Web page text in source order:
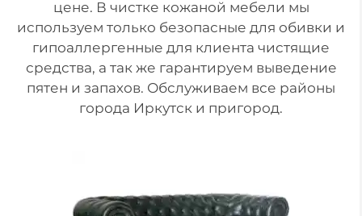
цене. В чистке кожаной мебели мы
используем только безопасные для обивки и
гипоаллергенные для клиента чистящие
средства, а так же гарантируем выведение
пятен и запахов. Обслуживаем все районы
города Иркутск и пригород.